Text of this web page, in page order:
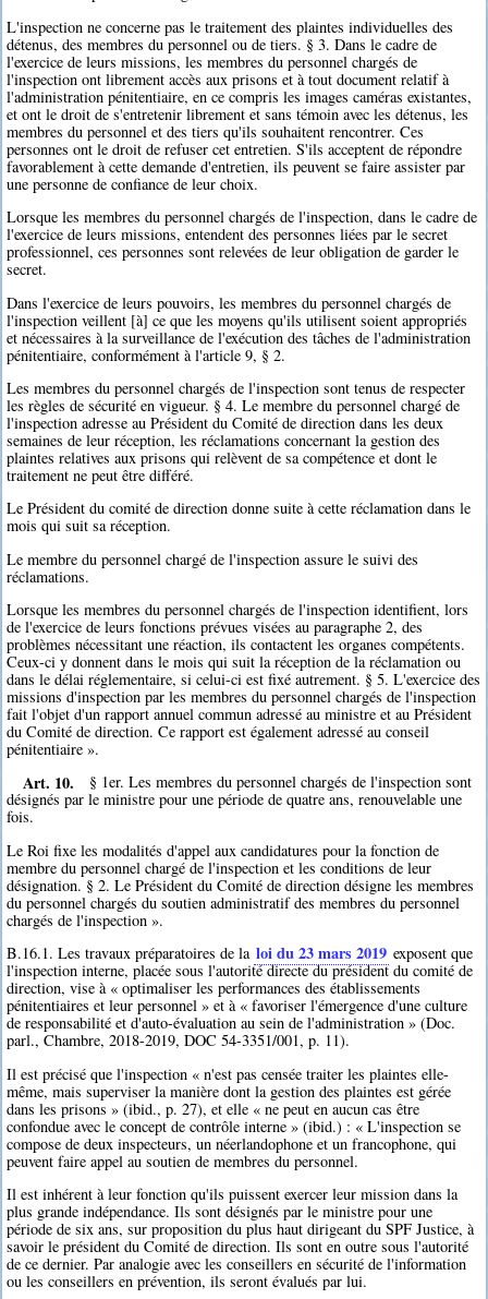
L'inspection ne concerne pas le traitement des plaintes individuelles des
détenus, des membres du personnel ou de tiers. § 3. Dans le cadre de
l'exercice de leurs missions, les membres du personnel chargés de
l'inspection ont librement accès aux prisons et à tout document relatif à
l'administration pénitentiaire, en ce compris les images caméras existantes,
et ont le droit de s'entretenir librement et sans témoin avec les détenus, les
membres du personnel et des tiers qu'ils souhaitent rencontrer. Ces
personnes ont le droit de refuser cet entretien. S'ils acceptent de répondre
favorablement à cette demande d'entretien, ils peuvent se faire assister par
une personne de confiance de leur choix.
Lorsque les membres du personnel chargés de l'inspection, dans le cadre de
l'exercice de leurs missions, entendent des personnes liées par le secret
professionnel, ces personnes sont relevées de leur obligation de garder le
secret.
Dans l'exercice de leurs pouvoirs, les membres du personnel chargés de
l'inspection veillent [à] ce que les moyens qu'ils utilisent soient appropriés
et nécessaires à la surveillance de l'exécution des tâches de l'administration
pénitentiaire, conformément à l'article 9, § 2.
Les membres du personnel chargés de l'inspection sont tenus de respecter
les règles de sécurité en vigueur. § 4. Le membre du personnel chargé de
l'inspection adresse au Président du Comité de direction dans les deux
semaines de leur réception, les réclamations concernant la gestion des
plaintes relatives aux prisons qui relèvent de sa compétence et dont le
traitement ne peut être différé.
Le Président du comité de direction donne suite à cette réclamation dans le
mois qui suit sa réception.
Le membre du personnel chargé de l'inspection assure le suivi des
réclamations.
Lorsque les membres du personnel chargés de l'inspection identifient, lors
de l'exercice de leurs fonctions prévues visées au paragraphe 2, des
problèmes nécessitant une réaction, ils contactent les organes compétents.
Ceux-ci y donnent dans le mois qui suit la réception de la réclamation ou
dans le délai réglementaire, si celui-ci est fixé autrement. § 5. L'exercice des
missions d'inspection par les membres du personnel chargés de l'inspection
fait l'objet d'un rapport annuel commun adressé au ministre et au Président
du Comité de direction. Ce rapport est également adressé au conseil
pénitentiaire ».
Art. 10.
§ 1er. Les membres du personnel chargés de l'inspection sont
désignés par le ministre pour une période de quatre ans, renouvelable une
fois.
Le Roi fixe les modalités d'appel aux candidatures pour la fonction de
membre du personnel chargé de l'inspection et les conditions de leur
désignation. § 2. Le Président du Comité de direction désigne les membres
du personnel chargés du soutien administratif des membres du personnel
chargés de l'inspection ».
B.16.1. Les travaux préparatoires de la loi du 23 mars 2019 exposent que
l'inspection interne, placée sous l'autorité directe du président du comité de
direction, vise à « optimaliser les performances des établissements
pénitentiaires et leur personnel » et à « favoriser l'émergence d'une culture
de responsabilité et d'auto-évaluation au sein de l'administration » (Doc.
parl., Chambre, 2018-2019, DOC 54-3351/001, p. 11).
Il est précisé que l'inspection « n'est pas censée traiter les plaintes elle-
même, mais superviser la manière dont la gestion des plaintes est gérée
dans les prisons » (ibid., p. 27), et elle « ne peut en aucun cas être
confondue avec le concept de contrôle interne » (ibid.) : « L'inspection se
compose de deux inspecteurs, un néerlandophone et un francophone, qui
peuvent faire appel au soutien de membres du personnel.
Il est inhérent à leur fonction qu'ils puissent exercer leur mission dans la
plus grande indépendance. Ils sont désignés par le ministre pour une
période de six ans, sur proposition du plus haut dirigeant du SPF Justice, à
savoir le président du Comité de direction. Ils sont en outre sous l'autorité
de ce dernier. Par analogie avec les conseillers en sécurité de l'information
ou les conseillers en prévention, ils seront évalués par lui.